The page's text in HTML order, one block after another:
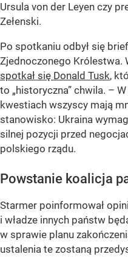
Ursula von der Leyen czy
Zełenski.
Po spotkaniu odbył się
Zjednoczonego Królestwa.
spotkał się Donald Tusk,
to „historyczna” chwila. –
kwestiach wszyscy mają
stanowisko: Ukraina
silnej pozycji przed
polskiego rządu.
Powstanie koalicja
Starmer poinformował
i władze innych państw
w sprawie planu
ustalenia te zostaną